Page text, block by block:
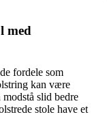
med
fordele som
kan være
slid bedre
stole have et